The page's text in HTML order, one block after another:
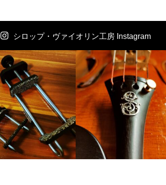
シロップ・ヴァイオリン工房 Instagram